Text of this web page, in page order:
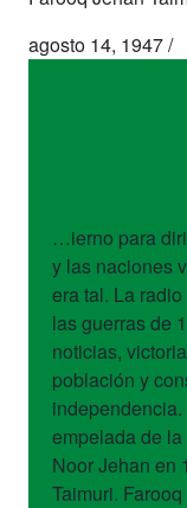
agosto 14, 1947/
…ierno para
y las naciones
era tal. La
las guerras de
noticias,
población y
empelada de
Noor Jehan en
Taimuri.